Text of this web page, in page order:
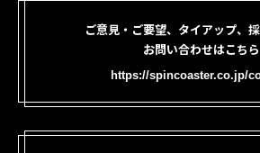
ご意見・ご要望、タイアップ、
お問い合わせはこちら
https://spincoaster.co.jp/